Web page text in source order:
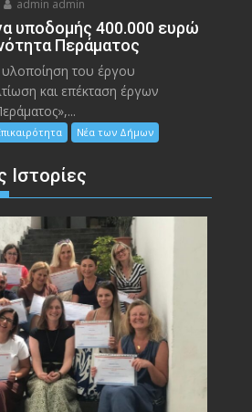
admin admin
υποδομής 400.000 ευρώ
Περάματος
του έργου
και επέκταση έργων
Νέα των Δήμων
Ιστορίες